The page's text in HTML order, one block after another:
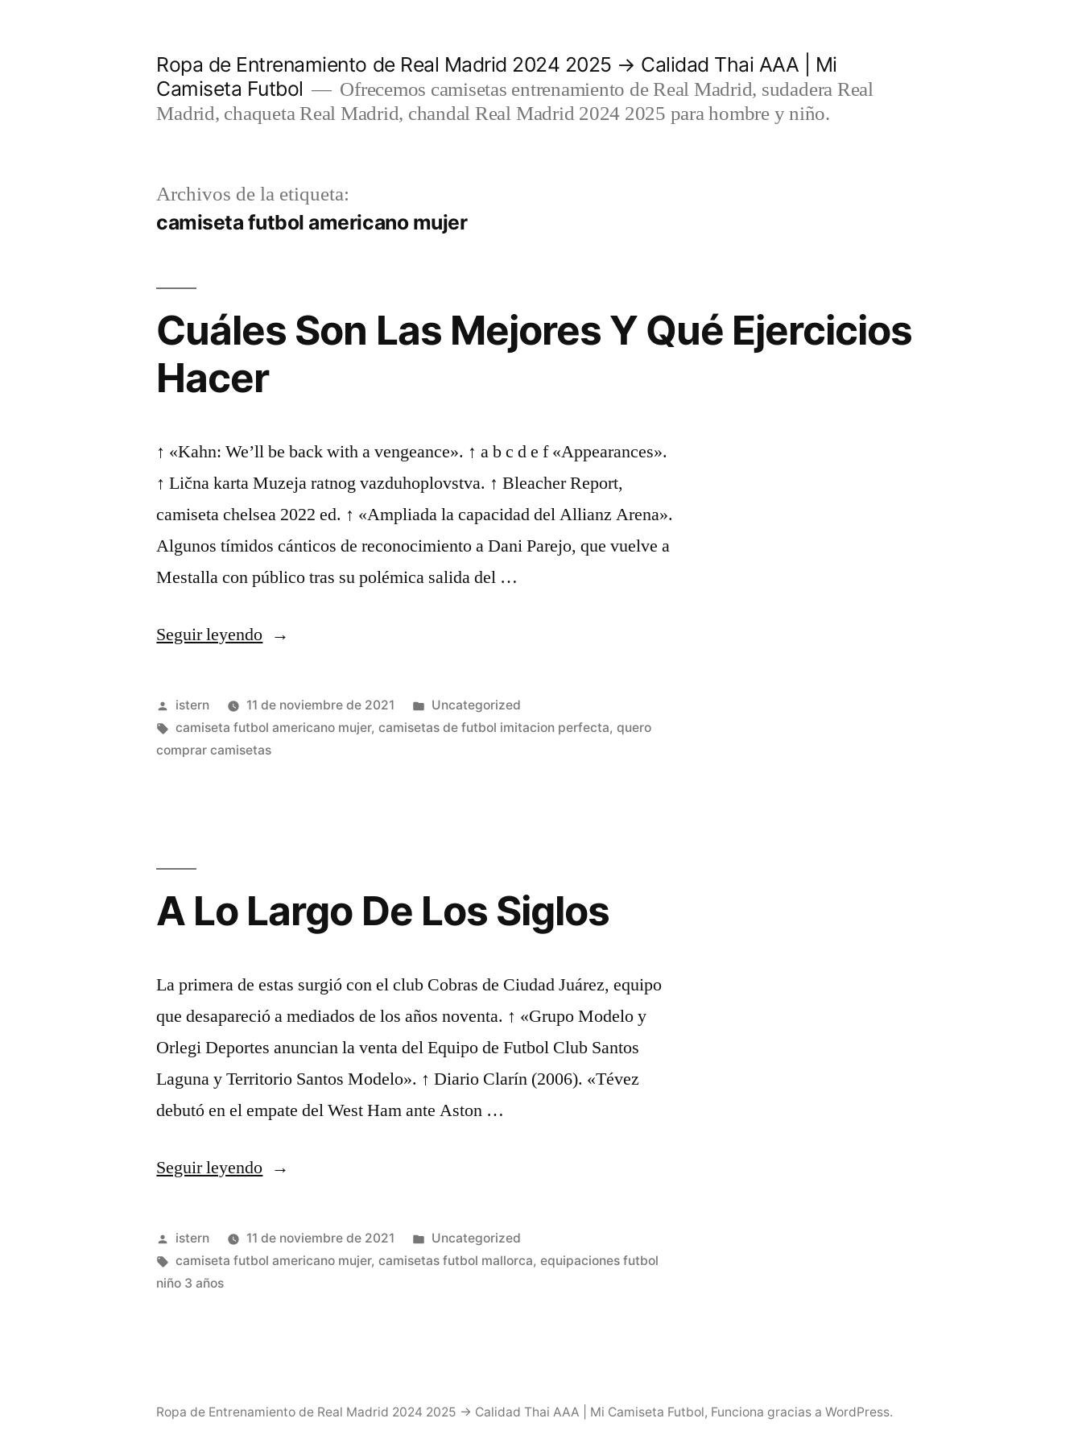
Ropa de Entrenamiento de Real Madrid 2024 2025 → Calidad Thai AAA | Mi
Camiseta Futbol
Ofrecemos camisetas entrenamiento de Real Madrid, sudadera Real
Madrid, chaqueta Real Madrid, chandal Real Madrid 2024 2025 para hombre y niño.
Archivos de la etiqueta:
camiseta futbol americano mujer
Cuáles Son Las Mejores Y Qué Ejercicios
Hacer
↑ «Kahn: We’ll be back with a vengeance». ↑ a b c d e f «Appearances».
↑ Lična karta Muzeja ratnog vazduhoplovstva. ↑ Bleacher Report,
camiseta chelsea 2022 ed. ↑ «Ampliada la capacidad del Allianz Arena».
Algunos tímidos cánticos de reconocimiento a Dani Parejo, que vuelve a
Mestalla con público tras su polémica salida del …
Seguir leyendo«Cuáles
Las
Mejores
Y
Publicado
por
istern 11 de noviembre de 2021
Publicado
en
Uncategorized
Etiquetas:
camiseta futbol americano mujer,camisetas de futbol imitacion perfecta,quero
comprar camisetas
A Lo Largo De Los Siglos
La primera de estas surgió con el club Cobras de Ciudad Juárez, equipo
que desapareció a mediados de los años noventa. ↑ «Grupo Modelo y
Orlegi Deportes anuncian la venta del Equipo de Futbol Club Santos
Laguna y Territorio Santos Modelo». ↑ Diario Clarín (2006). «Tévez
debutó en el empate del West Ham ante Aston …
Seguir leyendo«A
Largo
De
Publicado
por
istern 11 de noviembre de 2021
Publicado
en
Uncategorized
Etiquetas:
camiseta futbol americano mujer,camisetas futbol mallorca,equipaciones futbol
niño 3 años
Ropa de Entrenamiento de Real Madrid 2024 2025 → Calidad Thai AAA | Mi Camiseta Futbol, Funciona gracias a WordPress.